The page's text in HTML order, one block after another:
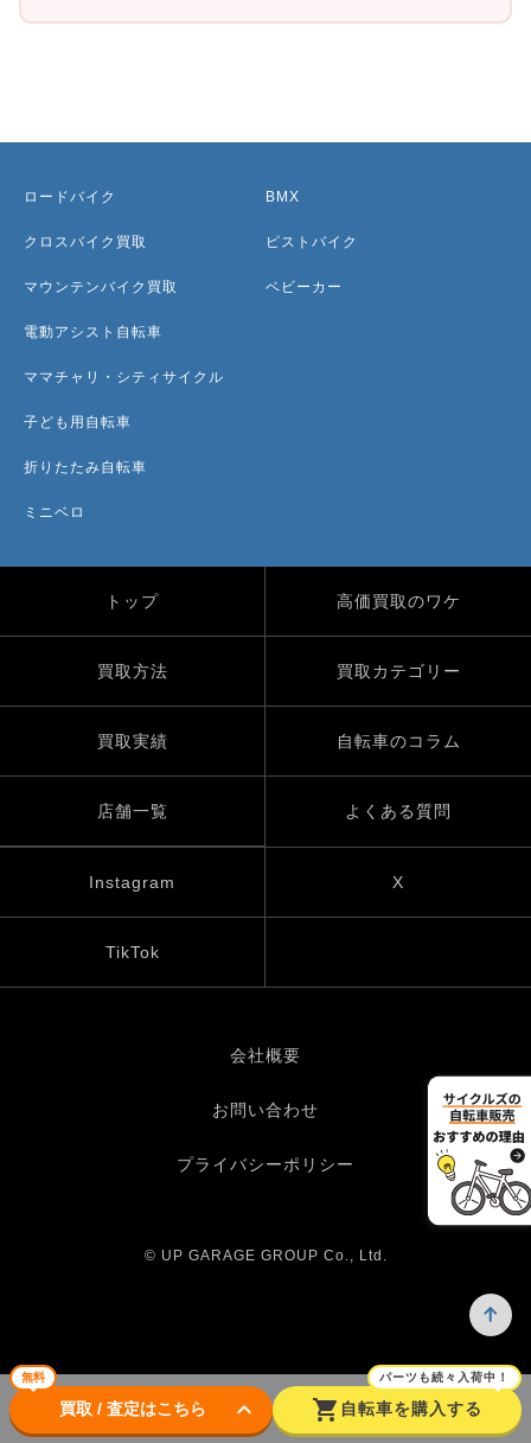
無料
買取 / 査定はこちら keyboard_arrow_down shopping_cart
パーツも続々入荷中！
自転車を購入する
ロードバイク
クロスバイク買取
マウンテンバイク買取
電動アシスト自転車
ママチャリ・シティサイクル
子ども用自転車
折りたたみ自転車
ミニベロ
BMX
ピストバイク
ベビーカー
トップ 高価買取のワケ
買取方法 買取カテゴリー
買取実績 自転車のコラム
店舗一覧 よくある質問
Instagram X
TikTok
会社概要
お問い合わせ
プライバシーポリシー
© UP GARAGE GROUP Co., Ltd.